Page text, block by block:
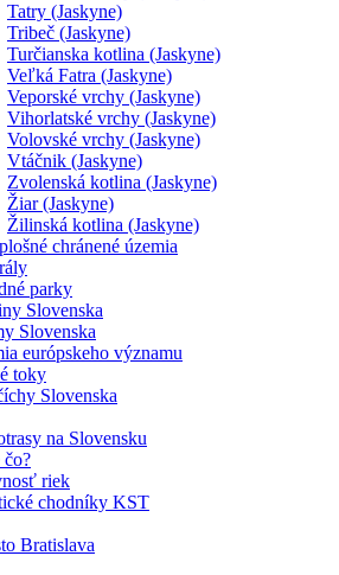
Tatry (Jaskyne)
Tribeč (Jaskyne)
Turčianska kotlina (Jaskyne)
Veľká Fatra (Jaskyne)
Veporské vrchy (Jaskyne)
Vihorlatské vrchy (Jaskyne)
Volovské vrchy (Jaskyne)
Vtáčnik (Jaskyne)
Zvolenská kotlina (Jaskyne)
Žiar (Jaskyne)
Žilinská kotlina (Jaskyne)
chránené územia
parky
Slovenska
Slovenska
európskeho významu
toky
Slovenska
na Slovensku
čo?
riek
chodníky KST
Bratislava